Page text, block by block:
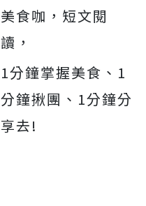
美食咖，短文閱
讀，
1分鐘掌握美食、1
分鐘揪團、1分鐘分
享去!